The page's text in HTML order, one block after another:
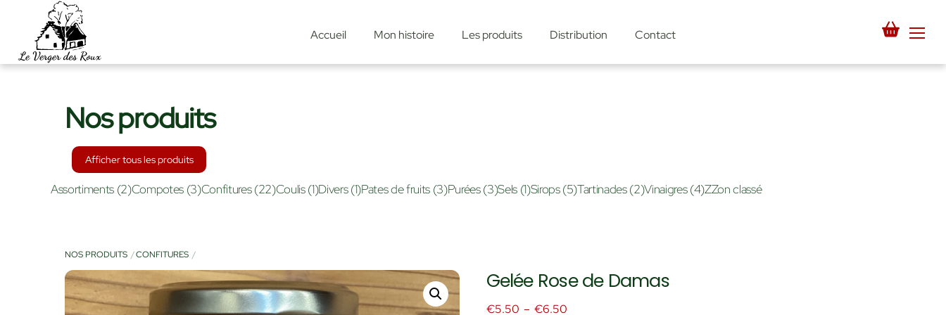
content
Accueil Mon histoire Les produits Distribution Contact
Nos produits
Afficher tous les produits
Assortiments (2)Compotes (3)Confitures(22)Coulis(1)Divers(1)Pates de fruits (3)Purées(3)Sels (1)Sirops(5)Tartinades(2)Vinaigres(4)ZZon classé
NOS PRODUITS CONFITURES
Gelée Rose de Damas
€5.50 – €6.50Plage